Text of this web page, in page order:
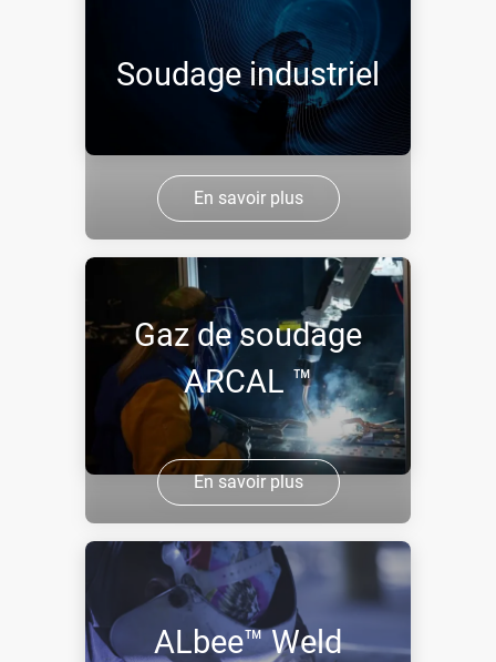
Soudage industriel
En savoir plus
Gaz de soudage
ARCAL ™
En savoir plus
ALbee™ Weld